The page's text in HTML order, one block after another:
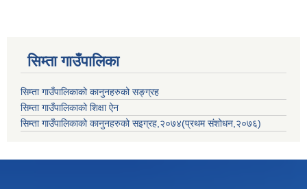
सिम्ता गाउँपालिका
सिम्ता गाउँपालिकाको कानुनहरुको सङ्ग्रह
सिम्ता गाउँपालिकाको शिक्षा ऐन
सिम्ता गाउँपालिकाको कानुनहरुको सइग्रह,२०७४(प्रथम संशोधन,२०७६)